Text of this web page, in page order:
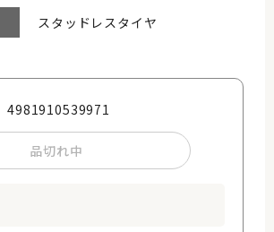
スタッドレスタイヤ
4981910539971
品切れ中